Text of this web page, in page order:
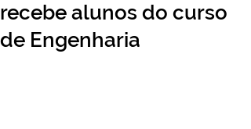
recebe alunos do curso
de Engenharia